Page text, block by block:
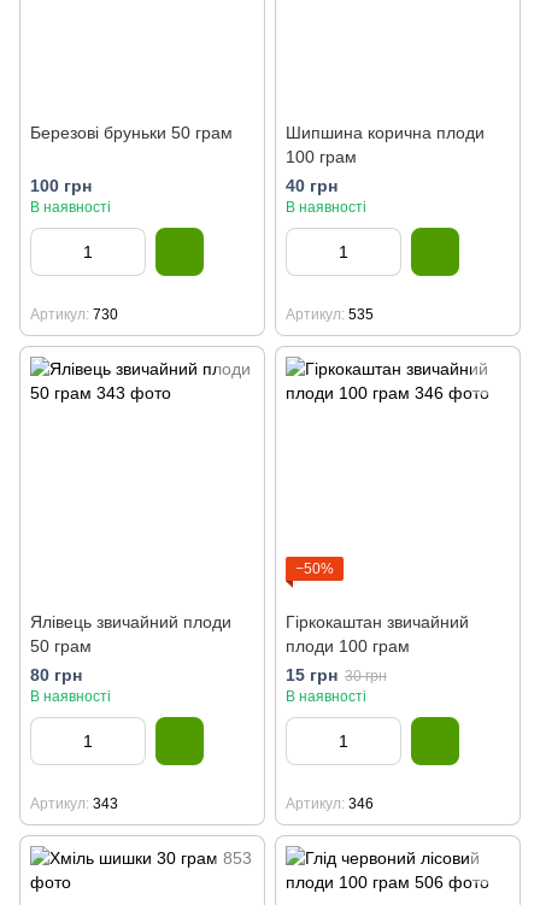
Березові бруньки 50 грам
100 грн
В наявності
Артикул 730
Шипшина корична плоди
100 грам
40 грн
В наявності
Артикул 535
Ялівець звичайний плоди
50 грам
80 грн
В наявності
Артикул 343
−50%
Гіркокаштан звичайний
плоди 100 грам
15 грн 30 грн
В наявності
Артикул 346